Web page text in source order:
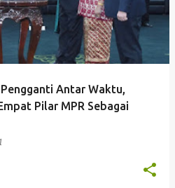
Antar Waktu,
Pilar MPR Sebagai